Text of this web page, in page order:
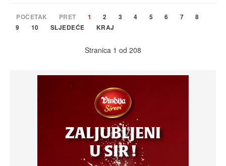
POČETAK PRET 1 2 3 4 5 6 7
8
9
10 SLJEDEĆE KRAJ
Stranica 1 od 208